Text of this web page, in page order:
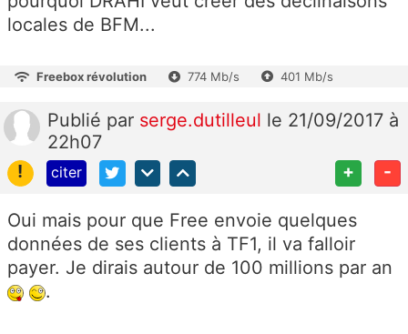
locales de BFM...
Freebox révolution 774 Mb/s 401 Mb/s
Publié par serge.dutilleul le 21/09/2017 à
22h07
!
citer + -
Oui mais pour que Free envoie quelques
données de ses clients à TF1, il va falloir
payer. Je dirais autour de 100 millions par an
.